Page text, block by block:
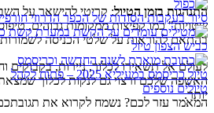
התנהגות בזמן הטיול: קריטי להישאר על
שטויות" כמו קפיצות ממקומות גבוהים,
בהתאם להוראות על שלטי הכניסה לשמורות.
לעולם אל תשאירו לכלוך, ניירות, בקבוקים
האשפה שלכם ורצוי גם לנקות לכלוך
יותר.
סיור בעקבות הסודות של הכפר הדרוזי חורפיש
כביש הצפון טיול
טיול כריסמס במעיליא 2025 – פתוח לקהל
טיולים נוספים
המאמר עזר לכם? נשמח לקרוא את תגובתכם